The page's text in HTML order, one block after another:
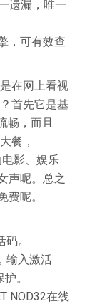
遗漏，唯一
，可有效查
在网上看视
首先它是基
畅，而且
餐，
影、娱乐
声呢。总之
呢。
。
输入激活
。
NOD32在线